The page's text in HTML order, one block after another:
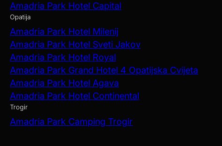
Amadria Park Hotel Capital
Opatija
Amadria Park Hotel Milenij
Amadria Park Hotel Sveti Jakov
Amadria Park Hotel Royal
Amadria Park Grand Hotel 4 Opatijska Cvijeta
Amadria Park Hotel Agava
Amadria Park Hotel Continental
Trogir
Amadria Park Camping Trogir